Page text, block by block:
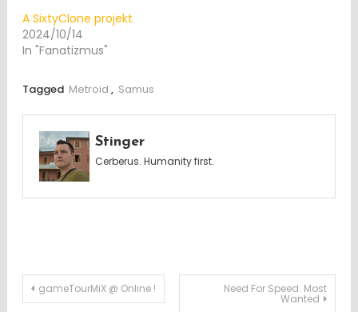
A SixtyClone projekt
2024/10/14
In "Fanatizmus"
Tagged Metroid , Samus
Stinger
Cerberus. Humanity first.
Post
gameTourMiX @ Online ! Need For Speed: Most
Wanted